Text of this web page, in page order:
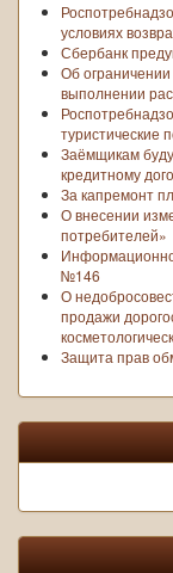
условиях
Сбербанк
Об
выполнении
туристические
Заёмщикам
кредитному
За капремонт
О внесении
потребителей»
№146
О
продажи
Защита прав